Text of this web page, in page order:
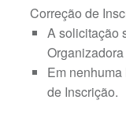
Correção de
A solicitação
Em
de Inscrição.